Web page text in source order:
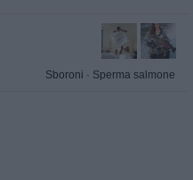
Sboroni · Sperma salmone